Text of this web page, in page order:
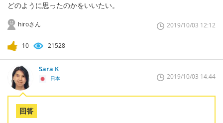
どのように思ったのかをいいたい。
hiroさん 2019/10/03 12:12
10 21528
Sara K
日本 2019/10/03 14:44
回答